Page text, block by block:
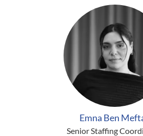
Emna Ben
Senior Staffing